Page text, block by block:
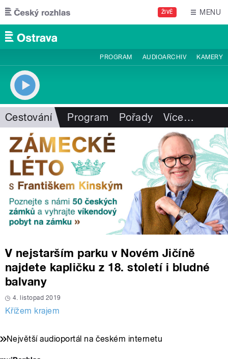
Přejít k hlavnímu obsahu
ŽIVĚ MENU
PROGRAM AUDIOARCHIV KAMERY
Cestování Program Pořady Více…
V nejstarším parku v Novém Jičíně
najdete kapličku z 18. století i bludné
balvany
4. listopad 2019
Křížem krajem
Největší audioportál na českém internetu